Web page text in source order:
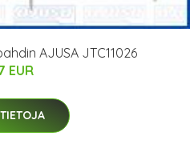
AJUSA JTC11026
EUR